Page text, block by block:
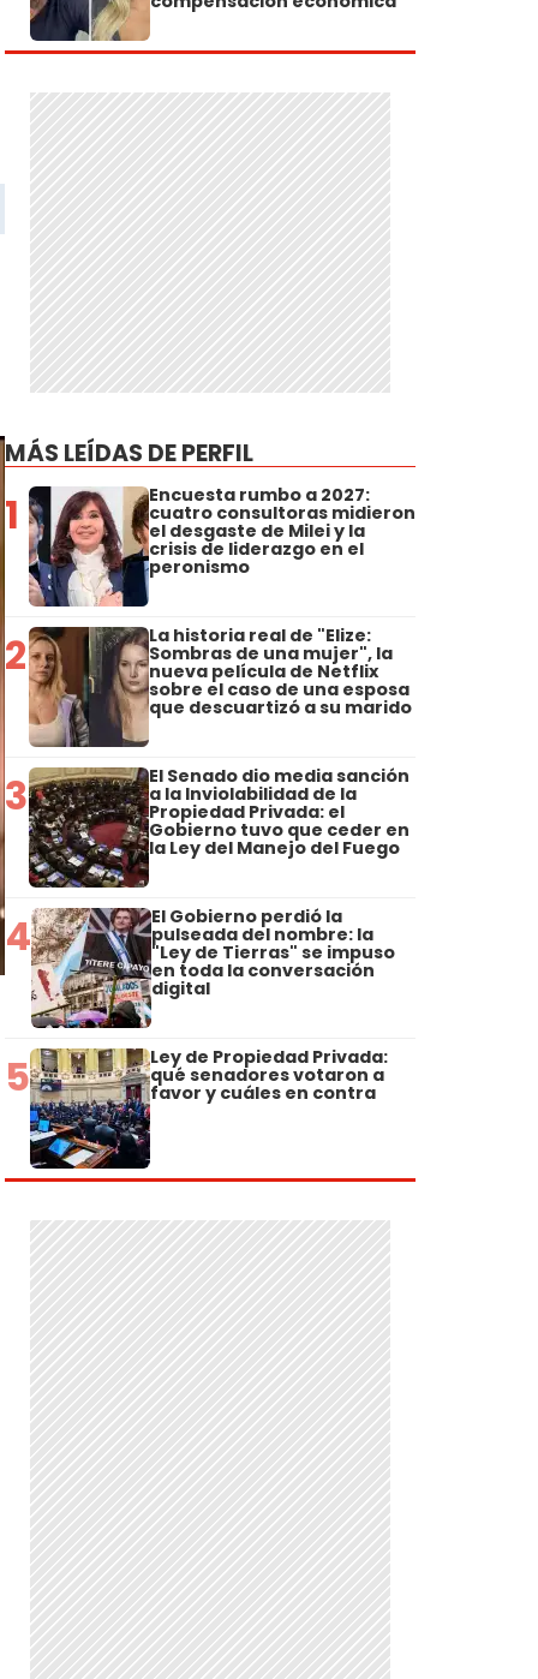
MÁS LEÍDAS DE PERFIL
1 Encuesta rumbo a 2027:
cuatro consultoras midieron
el desgaste de Milei y la
crisis de liderazgo en el
peronismo
2 La historia real de "Elize:
Sombras de una mujer", la
nueva película de Netflix
sobre el caso de una esposa
que descuartizó a su marido
3 El Senado dio media sanción
a la Inviolabilidad de la
Propiedad Privada: el
Gobierno tuvo que ceder en
la Ley del Manejo del Fuego
4 El Gobierno perdió la
pulseada del nombre: la
"Ley de Tierras" se impuso
en toda la conversación
digital
5 Ley de Propiedad Privada:
qué senadores votaron a
favor y cuáles en contra